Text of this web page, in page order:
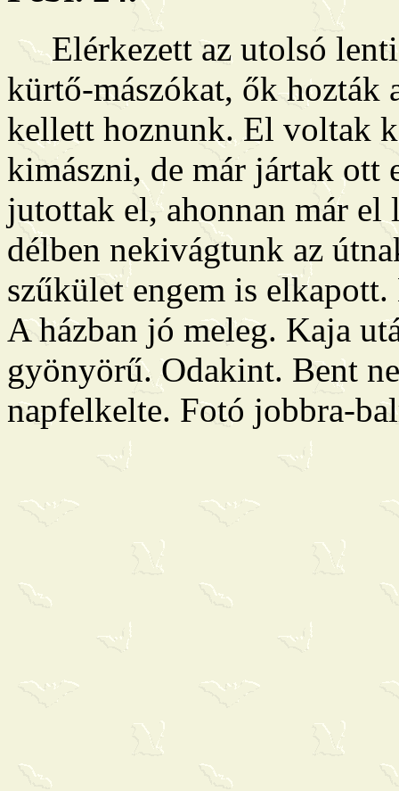
Elérkezett az utolsó lenti
kürtő-mászókat, ők hozták
kellett hoznunk. El voltak
kimászni, de már jártak ott
jutottak el, ahonnan már
délben nekivágtunk az
szűkület engem is
A házban jó meleg. Kaja
gyönyörű. Odakint. Bent
napfelkelte. Fotó jobbra-